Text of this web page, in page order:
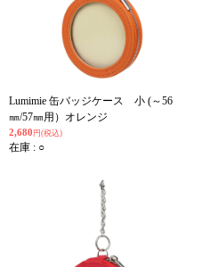
Lumimie 缶バッジケース 小 (～56
㎜/57㎜用）オレンジ
2,680 円(税込)
在庫 : ○